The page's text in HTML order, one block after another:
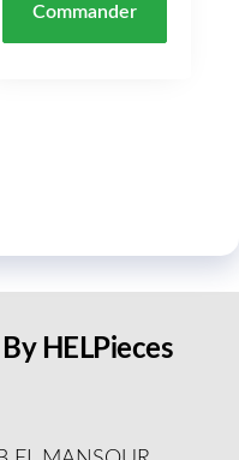
Commander
HELPieces